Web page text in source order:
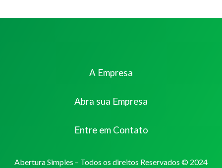
A Empresa
Abra sua Empresa
Entre em Contato
Abertura Simples – Todos os direitos Reservados © 2024